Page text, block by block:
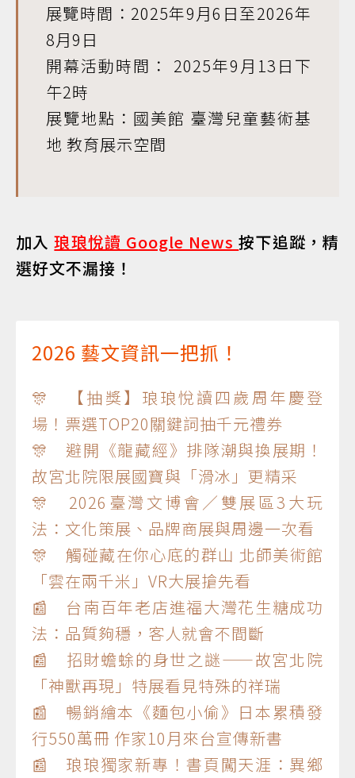
展覽時間：2025年9月6日至2026年
8月9日
開幕活動時間： 2025年9月13日下
午2時
展覽地點：國美館 臺灣兒童藝術基
地 教育展示空間
加入琅琅悅讀 Google News按下追蹤，精
選好文不漏接！
2026 藝文資訊一把抓！
🎊 【抽獎】琅琅悅讀四歲周年慶登
場！票選TOP20關鍵詞抽千元禮券
🎊 避開《龍藏經》排隊潮與換展期！
故宮北院限展國寶與「滑冰」更精采
🎊 2026臺灣文博會／雙展區3大玩
法：文化策展、品牌商展與周邊一次看
🎊 觸碰藏在你心底的群山 北師美術館
「雲在兩千米」VR大展搶先看
📰 台南百年老店進福大灣花生糖成功
法：品質夠穩，客人就會不間斷
📰 招財蟾蜍的身世之謎——故宮北院
「神獸再現」特展看見特殊的祥瑞
📰 暢銷繪本《麵包小偷》日本累積發
行550萬冊 作家10月來台宣傳新書
📰 琅琅獨家新專！書頁闖天涯：異鄉